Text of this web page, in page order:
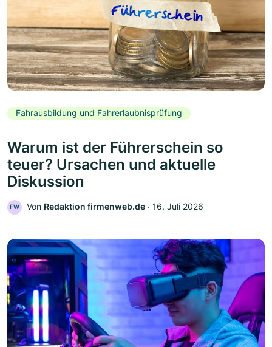
Fahrausbildung und Fahrerlaubnisprüfung
Warum ist der Führerschein so
teuer? Ursachen und aktuelle
Diskussion
FW Von Redaktion firmenweb.de ‧ 16. Juli 2026